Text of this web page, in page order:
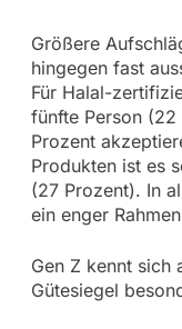
Größere
hingegen fast
Für Halal-
fünfte Person
Prozent
Produkten ist es
(27 Prozent). In
ein enger
Gen Z kennt sich
Gütesiegel